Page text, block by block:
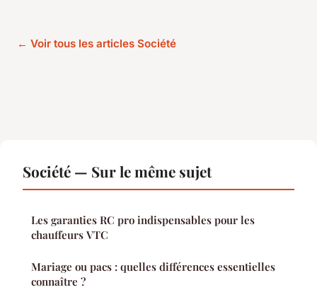
← Voir tous les articles Société
Société — Sur le même sujet
Les garanties RC pro indispensables pour les
chauffeurs VTC
Mariage ou pacs : quelles différences essentielles
connaître ?